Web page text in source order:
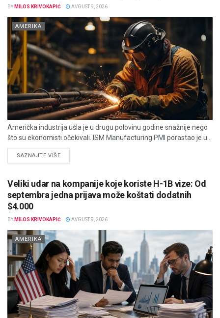
BY MILOS KRIVOKAPIĆ AVGUST 9, 2026
AMERIKA
Američka industrija ušla je u drugu polovinu godine snažnije nego
što su ekonomisti očekivali. ISM Manufacturing PMI porastao je u...
SAZNAJTE VIŠEDETAILS
Veliki udar na kompanije koje koriste H-1B vize: Od
septembra jedna prijava može koštati dodatnih
$4.000
BY MILOS KRIVOKAPIĆ AVGUST 9, 2026
AMERIKA